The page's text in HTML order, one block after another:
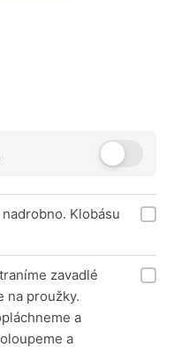
Klobásu
zavadlé
na proužky.
a
a